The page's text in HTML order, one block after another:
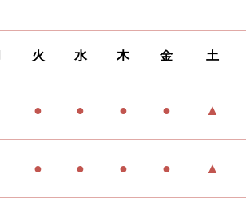
火 水 木 金 土
● ● ● ● ▲
● ● ● ● ▲